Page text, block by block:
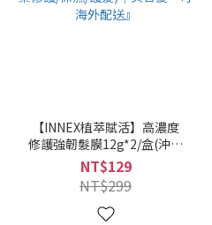
【INNEX植萃賦活】高濃度
修護強韌髮膜12g*2/盒(沖洗
式) 單件賣場 (爆水髮膜/膠囊
髮膜/密集修護/保濕/護髮)｜
美吾髮『可海外配送』
NT$129
NT$299